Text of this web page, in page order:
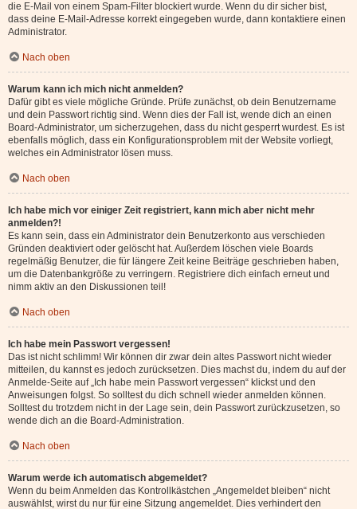
die E-Mail von einem Spam-Filter blockiert wurde. Wenn du dir sicher bist,
dass deine E-Mail-Adresse korrekt eingegeben wurde, dann kontaktiere einen
Administrator.
Nach oben
Warum kann ich mich nicht anmelden?
Dafür gibt es viele mögliche Gründe. Prüfe zunächst, ob dein Benutzername
und dein Passwort richtig sind. Wenn dies der Fall ist, wende dich an einen
Board-Administrator, um sicherzugehen, dass du nicht gesperrt wurdest. Es ist
ebenfalls möglich, dass ein Konfigurationsproblem mit der Website vorliegt,
welches ein Administrator lösen muss.
Nach oben
Ich habe mich vor einiger Zeit registriert, kann mich aber nicht mehr
anmelden?!
Es kann sein, dass ein Administrator dein Benutzerkonto aus verschieden
Gründen deaktiviert oder gelöscht hat. Außerdem löschen viele Boards
regelmäßig Benutzer, die für längere Zeit keine Beiträge geschrieben haben,
um die Datenbankgröße zu verringern. Registriere dich einfach erneut und
nimm aktiv an den Diskussionen teil!
Nach oben
Ich habe mein Passwort vergessen!
Das ist nicht schlimm! Wir können dir zwar dein altes Passwort nicht wieder
mitteilen, du kannst es jedoch zurücksetzen. Dies machst du, indem du auf der
Anmelde-Seite auf „Ich habe mein Passwort vergessen“ klickst und den
Anweisungen folgst. So solltest du dich schnell wieder anmelden können.
Solltest du trotzdem nicht in der Lage sein, dein Passwort zurückzusetzen, so
wende dich an die Board-Administration.
Nach oben
Warum werde ich automatisch abgemeldet?
Wenn du beim Anmelden das Kontrollkästchen „Angemeldet bleiben“ nicht
auswählst, wirst du nur für eine Sitzung angemeldet. Dies verhindert den